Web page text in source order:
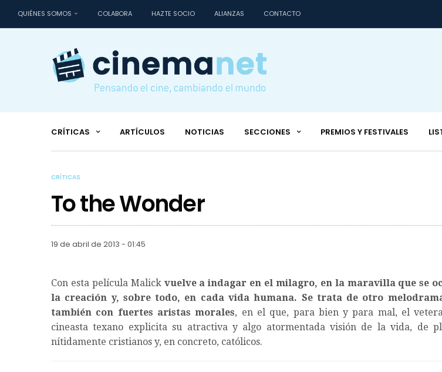
QUIÉNES SOMOS COLABORA HAZTE SOCIO ALIANZAS CONTACTO
CRÍTICAS ARTÍCULOS NOTICIAS SECCIONES PREMIOS Y FESTIVALES
CRÍTICAS
To the Wonder
19 de abril de 2013 - 01:45
Con esta película Malick vuelve a indagar en el milagro, en la maravilla que se
la creación y, sobre todo, en cada vida humana. Se trata de otro
también con fuertes aristas morales, en el que, para bien y para mal, el
cineasta texano explicita su atractiva y algo atormentada visión de la vida, de
nítidamente cristianos y, en concreto, católicos.